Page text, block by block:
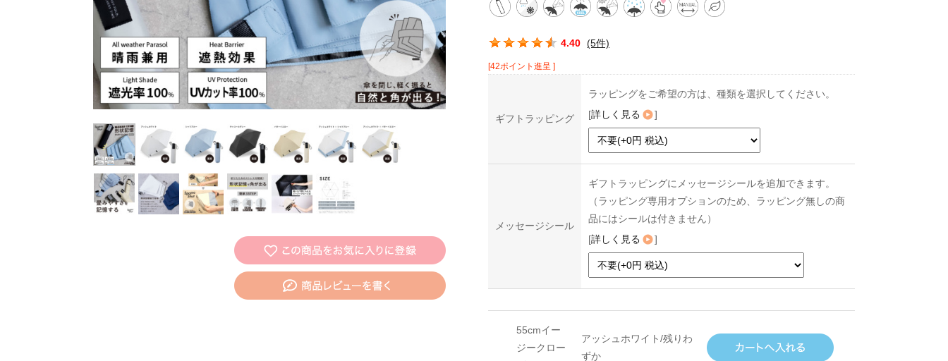
この商品の平均評価： 4.40 (5件)
[42ポイント進呈 ]
ギフトラッピング
ラッピングをご希望の方は、種類を選択してください。
[詳しく見る ]
メッセージシール
ギフトラッピングにメッセージシールを追加できます。
（ラッピング専用オプションのため、ラッピング無しの商
品にはシールは付きません）
[詳しく見る ]
55cmイー
ジークロー
アッシュホワイト/残りわ
ずか